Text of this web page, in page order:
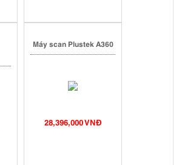
Máy scan Plustek A360
28,396,000 VNĐ